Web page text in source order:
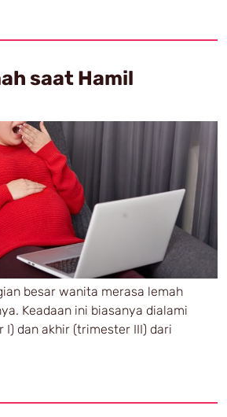
saat Hamil
besar wanita merasa lemah
Keadaan ini biasanya dialami
I) dan akhir (trimester III) dari